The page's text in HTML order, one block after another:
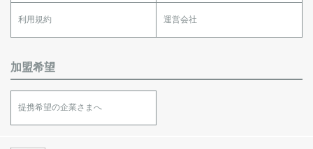
利用規約 運営会社
加盟希望
提携希望の企業さまへ